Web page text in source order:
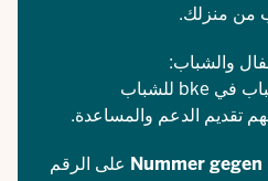
من منزلك.
والشباب:
توفر خدمة استشارات الشباب في bke للشباب
تقديم الدعم والمساعدة.
Nummer على الرقم